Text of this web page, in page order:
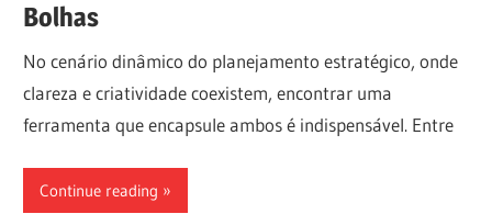
Bolhas
No cenário dinâmico do planejamento estratégico, onde
clareza e criatividade coexistem, encontrar uma
ferramenta que encapsule ambos é indispensável. Entre
Continue reading